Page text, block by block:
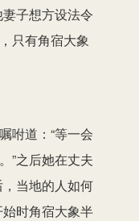
子想方设法令
只有角宿大象
咐道：“等一会
”之后她在丈夫
当地的人如何
时角宿大象半